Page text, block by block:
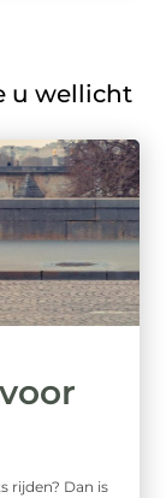
u wellicht
rijden? Dan is